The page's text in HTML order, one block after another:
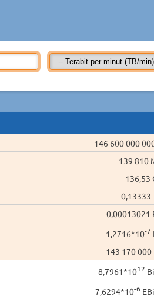
146 600 000
139 810
136,53
0,13333
0,00013021
1,2716*10-7
143 170
8,7961*1012
7,6294*10-6